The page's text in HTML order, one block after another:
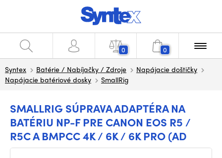
0 0
Syntex Batérie / Nabíjačky / Zdroje
Napájacie doštičky
Napájacie batériové dosky
SmallRig
SMALLRIG SÚPRAVA ADAPTÉRA NA
BATÉRIU NP-F PRE CANON EOS R5 /
R5C A BMPCC 4K / 6K / 6K PRO (AD